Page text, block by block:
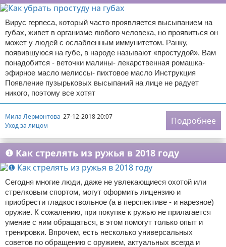
Вирус герпеса, который часто проявляется высыпанием на
губах, живет в организме любого человека, но проявиться он
может у людей с ослабленным иммунитетом. Ранку,
появившуюся на губе, в народе называют «простудой». Вам
понадобится - веточки малины- лекарственная ромашка-
эфирное масло мелиссы- пихтовое масло Инструкция
Появление пузырьковых высыпаний на лице не радует
никого, поэтому все хотят
Мила Лермонтова 27-12-2018 20:07
Уход за лицом
Подробнее
❶ Как стрелять из ружья в 2018 году
Сегодня многие люди, даже не увлекающиеся охотой или
стрелковым спортом, могут оформить лицензию и
приобрести гладкоствольное (а в перспективе - и нарезное)
оружие. К сожалению, при покупке к ружью не прилагается
умение с ним обращаться, в этом помогут только опыт и
тренировки. Впрочем, есть несколько универсальных
советов по обращению с оружием, актуальных всегда и